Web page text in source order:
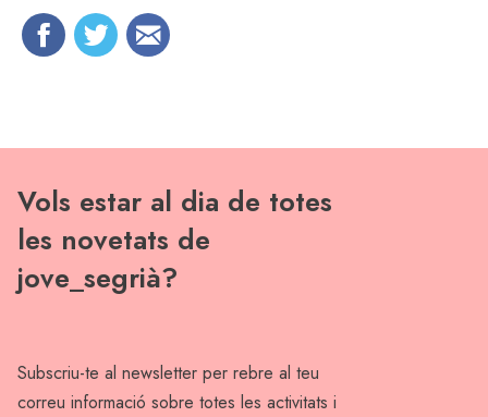
Vols estar al dia de totes
les novetats de
jove_segrià?
Subscriu-te al newsletter per rebre al teu
correu informació sobre totes les activitats i